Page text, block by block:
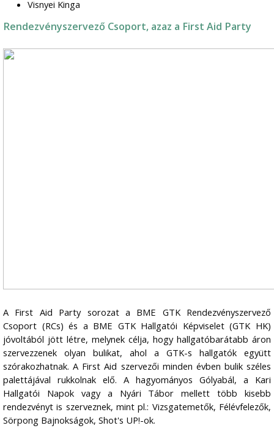
Visnyei Kinga
Rendezvényszervező Csoport, azaz a First Aid Party
A First Aid Party sorozat a BME GTK Rendezvényszervező
Csoport (RCs) és a BME GTK Hallgatói Képviselet (GTK HK)
jóvoltából jött létre, melynek célja, hogy hallgatóbarátabb áron
szervezzenek olyan bulikat, ahol a GTK-s hallgatók együtt
szórakozhatnak. A First Aid szervezői minden évben bulik széles
palettájával rukkolnak elő. A hagyományos Gólyabál, a Kari
Hallgatói Napok vagy a Nyári Tábor mellett több kisebb
rendezvényt is szerveznek, mint pl.: Vizsgatemetők, Félévfelezők,
Sörpong Bajnokságok, Shot's UP!-ok.